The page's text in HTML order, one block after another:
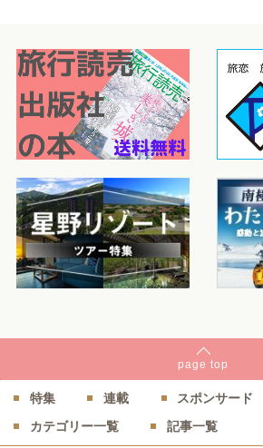
page top
特集 連載
スポンサード
カテゴリー一覧
記事一覧